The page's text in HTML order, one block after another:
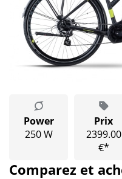
Power
250 W
Prix
2399.00
€*
Comparez et